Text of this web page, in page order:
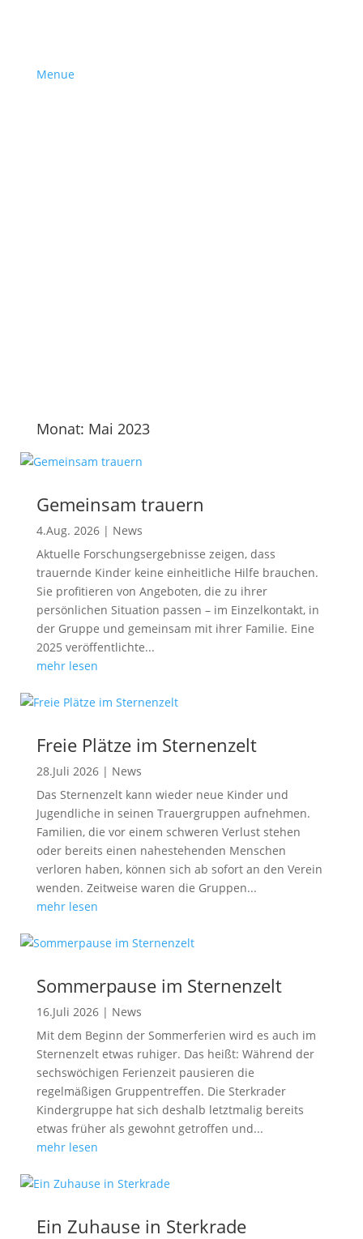
Menue
Monat: Mai 2023
Gemeinsam trauern
4.Aug. 2026| News
Aktuelle Forschungsergebnisse zeigen, dass
trauernde Kinder keine einheitliche Hilfe brauchen.
Sie profitieren von Angeboten, die zu ihrer
persönlichen Situation passen – im Einzelkontakt, in
der Gruppe und gemeinsam mit ihrer Familie. Eine
2025 veröffentlichte...
mehr lesen
Freie Plätze im Sternenzelt
28.Juli 2026| News
Das Sternenzelt kann wieder neue Kinder und
Jugendliche in seinen Trauergruppen aufnehmen.
Familien, die vor einem schweren Verlust stehen
oder bereits einen nahestehenden Menschen
verloren haben, können sich ab sofort an den Verein
wenden. Zeitweise waren die Gruppen...
mehr lesen
Sommerpause im Sternenzelt
16.Juli 2026| News
Mit dem Beginn der Sommerferien wird es auch im
Sternenzelt etwas ruhiger. Das heißt: Während der
sechswöchigen Ferienzeit pausieren die
regelmäßigen Gruppentreffen. Die Sterkrader
Kindergruppe hat sich deshalb letztmalig bereits
etwas früher als gewohnt getroffen und...
mehr lesen
Ein Zuhause in Sterkrade